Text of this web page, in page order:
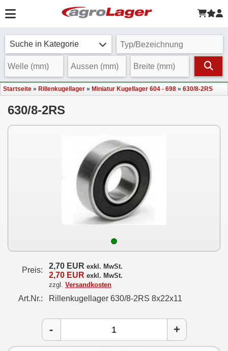
Suche in Kategorie
Startseite » Rillenkugellager » Miniatur Kugellager 604 - 698 » 630/8-2RS
630/8-2RS
Preis: 2,70 EUR exkl. MwSt.
2,70 EUR exkl. MwSt.
zzgl. Versandkosten
Art.Nr.: Rillenkugellager 630/8-2RS 8x22x11
- +